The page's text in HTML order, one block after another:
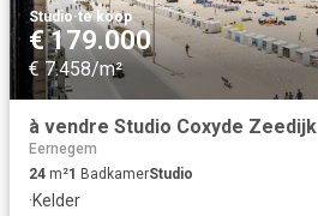
Studio·te koop
€ 179.000
€ 7.458/m²
à vendre Studio Coxyde Zeedijk
Eernegem
24 m²1 BadkamerStudio
·Kelder